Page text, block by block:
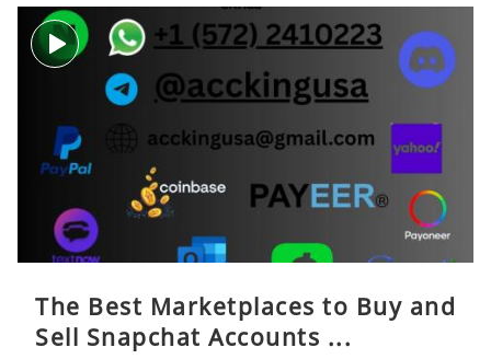
The Best Marketplaces to Buy and
Sell Snapchat Accounts ...